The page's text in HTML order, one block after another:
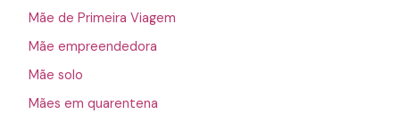
Mãe de Primeira Viagem
Mãe empreendedora
Mãe solo
Mães em quarentena